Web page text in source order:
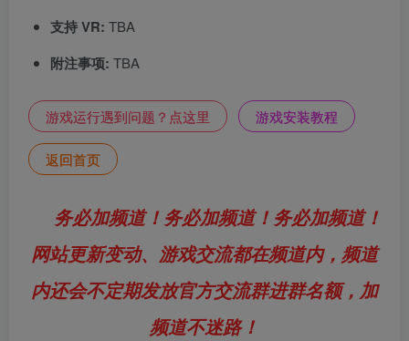
支持 VR: TBA
附注事项: TBA
游戏运行遇到问题？点这里 游戏安装教程
返回首页
务必加频道！务必加频道！务必加频道！
网站更新变动、游戏交流都在频道内，频道
内还会不定期发放官方交流群进群名额，加
频道不迷路！